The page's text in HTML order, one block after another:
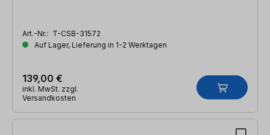
Art.-Nr.: T-CSB-31572
Auf Lager, Lieferung in 1-2 Werktagen
139,00 €
inkl. MwSt. zzgl.
Versandkosten